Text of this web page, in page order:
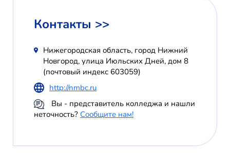
Контакты >>
Нижегородская область, город Нижний
Новгород, улица Июльских Дней, дом 8
(почтовый индекс 603059)
http://nmbc.ru
Вы - представитель колледжа и нашли
неточность? Сообщите нам!